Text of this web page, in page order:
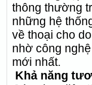
thông thường
những hệ
về thoại cho
nhờ công
mới nhất.
Khả năng